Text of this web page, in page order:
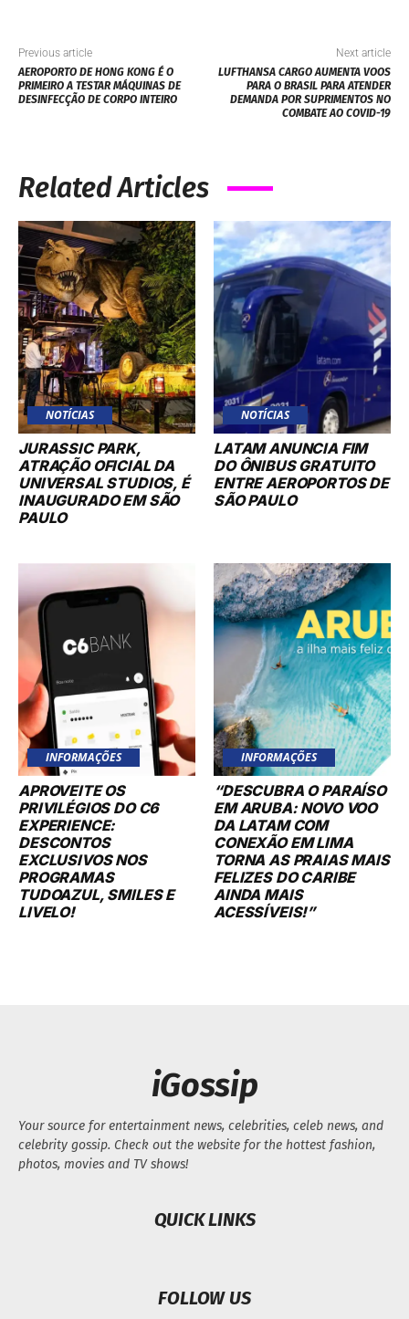
Previous article
AEROPORTO DE HONG KONG É O
PRIMEIRO A TESTAR MÁQUINAS DE
DESINFECÇÃO DE CORPO INTEIRO
Next article
LUFTHANSA CARGO AUMENTA VOOS
PARA O BRASIL PARA ATENDER
DEMANDA POR SUPRIMENTOS NO
COMBATE AO COVID-19
Related Articles
NOTÍCIAS
JURASSIC PARK,
ATRAÇÃO OFICIAL DA
UNIVERSAL STUDIOS, É
INAUGURADO EM SÃO
PAULO
NOTÍCIAS
LATAM ANUNCIA FIM
DO ÔNIBUS GRATUITO
ENTRE AEROPORTOS DE
SÃO PAULO
INFORMAÇÕES
APROVEITE OS
PRIVILÉGIOS DO C6
EXPERIENCE:
DESCONTOS
EXCLUSIVOS NOS
PROGRAMAS
TUDOAZUL, SMILES E
LIVELO!
INFORMAÇÕES
“DESCUBRA O PARAÍSO
EM ARUBA: NOVO VOO
DA LATAM COM
CONEXÃO EM LIMA
TORNA AS PRAIAS MAIS
FELIZES DO CARIBE
AINDA MAIS
ACESSÍVEIS!”
iGossip
Your source for entertainment news, celebrities, celeb news, and
celebrity gossip. Check out the website for the hottest fashion,
photos, movies and TV shows!
QUICK LINKS
FOLLOW US